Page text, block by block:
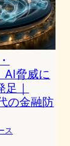
AI脅威に
｜
の金融防
ス